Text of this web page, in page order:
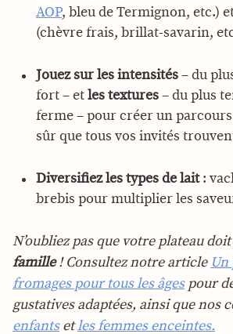
AOP, bleu de Termignon, etc.)
(chèvre frais, brillat-savarin,
Jouez sur les intensités – du
fort – et les textures – du plus
ferme – pour créer un
sûr que tous vos invités
Diversifiez les types de lait:
brebis pour multiplier les
N’oubliez pas que votre plateau doit
famille! Consultez notre article Un
fromages pour tous les âgespour
gustatives adaptées, ainsi que nos
enfantsetles femmes enceintes.